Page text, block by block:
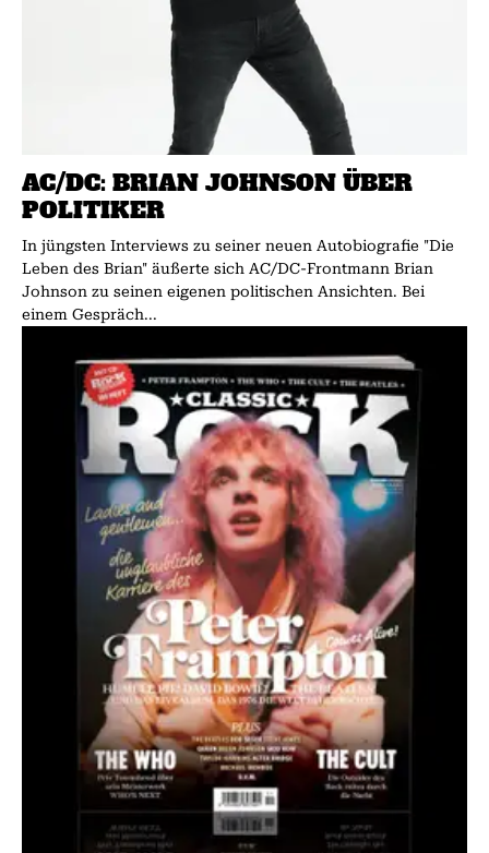
AC/DC: BRIAN JOHNSON ÜBER
POLITIKER
In jüngsten Interviews zu seiner neuen Autobiografie "Die
Leben des Brian" äußerte sich AC/DC-Frontmann Brian
Johnson zu seinen eigenen politischen Ansichten. Bei
einem Gespräch...